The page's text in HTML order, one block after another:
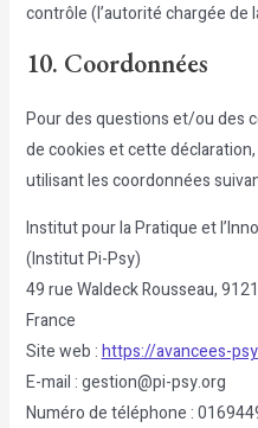
contrôle (l’autorité chargée de
10. Coordonnées
Pour des questions et/ou des
de cookies et cette
utilisant les coordonnées
Institut pour la Pratique et
(Institut Pi-Psy)
49 rue Waldeck Rousseau,
France
Site web :https://avancees-
E-mail :gestion@pi-psy.org
Numéro de téléphone :